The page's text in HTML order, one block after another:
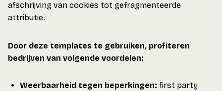
afschrijving van cookies tot gefragmenteerde
attributie.
Door deze templates te gebruiken, profiteren
bedrijven van volgende voordelen:
Weerbaarheid tegen beperkingen: first party